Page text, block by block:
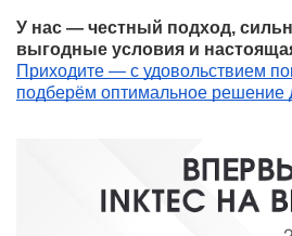
У нас — честный подход,
выгодные условия и
Приходите — с удовольствием
подберём оптимальное решение